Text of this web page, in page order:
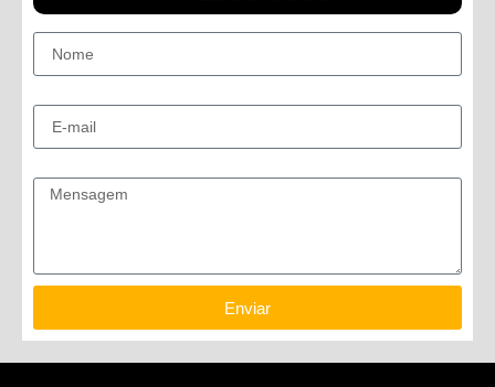
Enviar